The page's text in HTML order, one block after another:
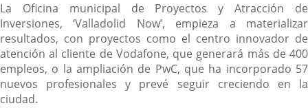
La Oficina municipal de Proyectos y Atracción de
Inversiones, ‘Valladolid Now’, empieza a materializar
resultados, con proyectos como el centro innovador de
atención al cliente de Vodafone, que generará más de 400
empleos, o la ampliación de PwC, que ha incorporado 57
nuevos profesionales y prevé seguir creciendo en la
ciudad.